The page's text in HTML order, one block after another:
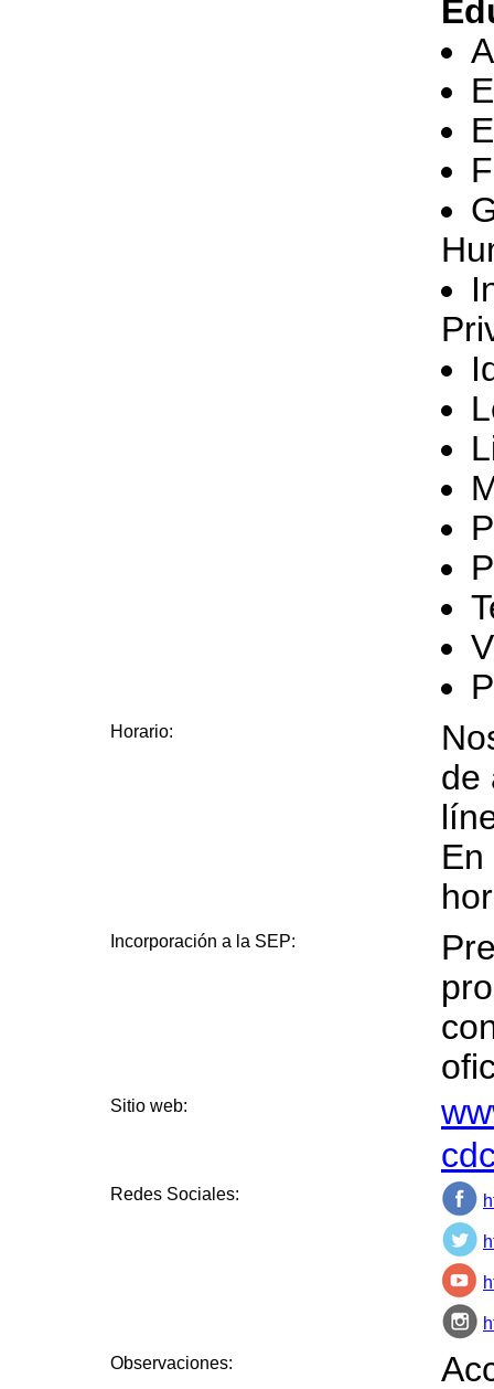
Horario:
de
Incorporación a la SEP:
Sitio web:
Redes Sociales:
Observaciones: